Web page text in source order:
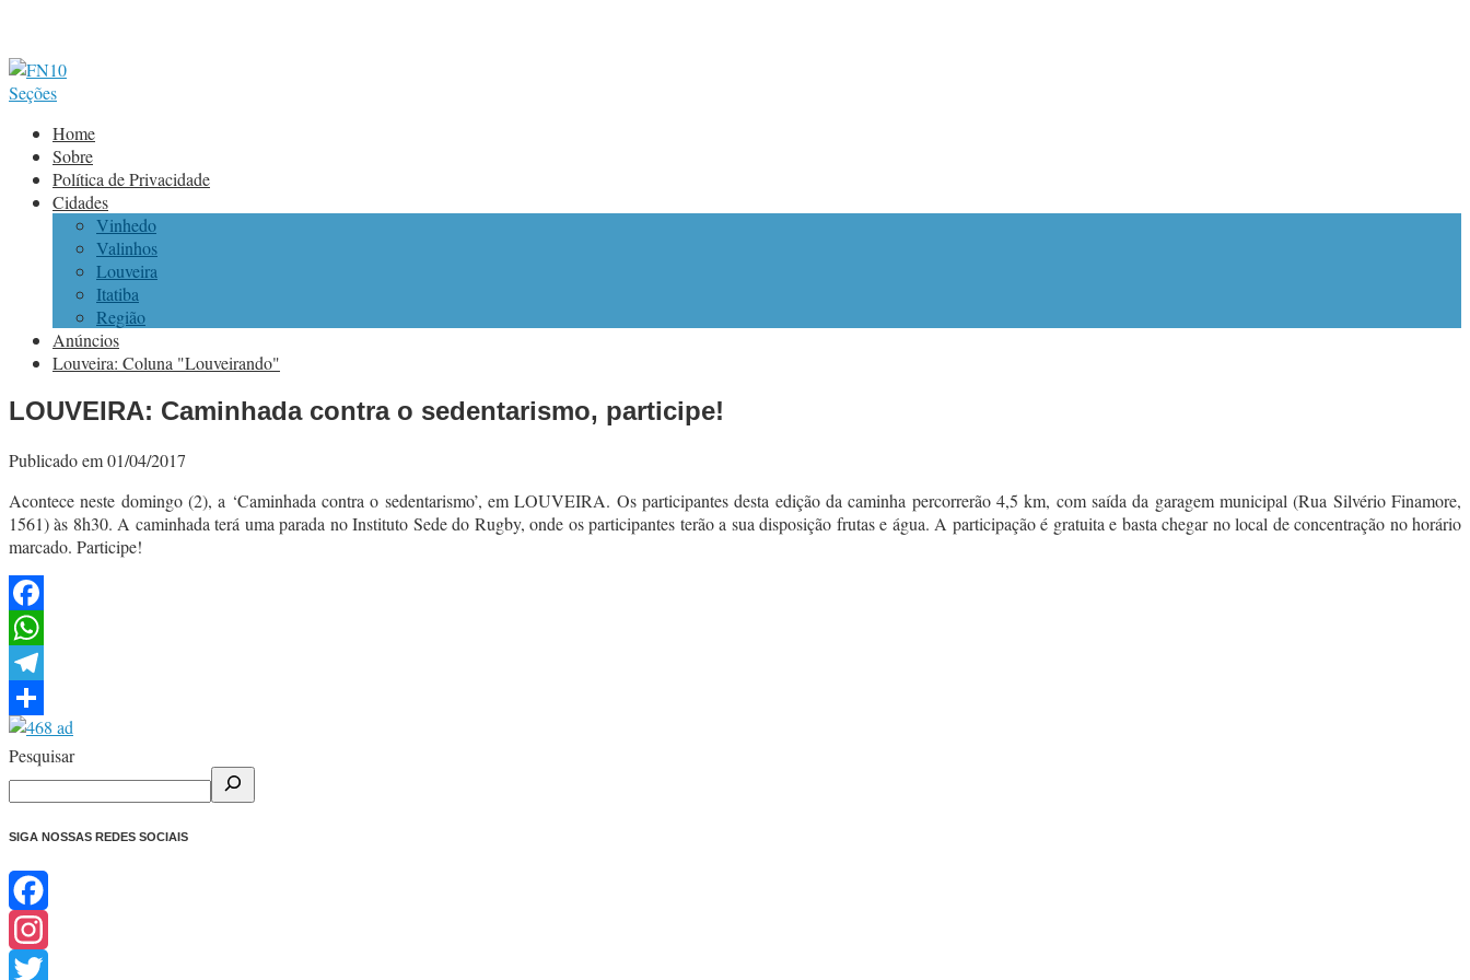
Seções
Home
Sobre
Política de Privacidade
Cidades
Vinhedo
Valinhos
Louveira
Itatiba
Região
Anúncios
Louveira: Coluna "Louveirando"
LOUVEIRA: Caminhada contra o sedentarismo, participe!
Publicado em 01/04/2017
Acontece neste domingo (2), a ‘Caminhada contra o sedentarismo’, em LOUVEIRA. Os participantes desta edição da caminha percorrerão 4,5 km, com saída da garagem municipal (Rua Silvério Finamore,
1561) às 8h30. A caminhada terá uma parada no Instituto Sede do Rugby, onde os participantes terão a sua disposição frutas e água. A participação é gratuita e basta chegar no local de concentração no horário
marcado. Participe!
Facebook
WhatsApp
Telegram
Share
Pesquisar
SIGA NOSSAS REDES SOCIAIS
Facebook
Instagram